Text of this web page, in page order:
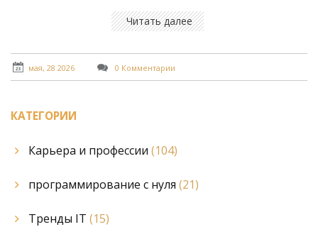
Читать далее
мая, 28 2026 0 Комментарии
КАТЕГОРИИ
Карьера и профессии (104)
программирование с нуля (21)
Тренды IT (15)